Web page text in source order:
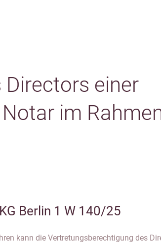
einer
im
KG Berlin 1 W 140/25
kann die Vertretungsberechtigung des